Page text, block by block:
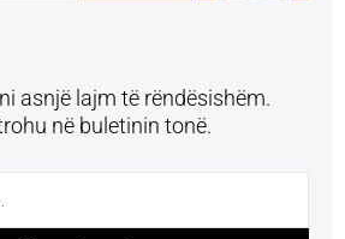
asnjë lajm të rëndësishëm.
në buletinin tonë.